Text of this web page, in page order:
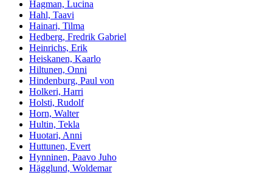
Hagman, Lucina
Hahl, Taavi
Hainari, Tilma
Hedberg, Fredrik Gabriel
Heinrichs, Erik
Heiskanen, Kaarlo
Hiltunen, Onni
Hindenburg, Paul von
Holkeri, Harri
Holsti, Rudolf
Horn, Walter
Hultin, Tekla
Huotari, Anni
Huttunen, Evert
Hynninen, Paavo Juho
Hägglund, Woldemar